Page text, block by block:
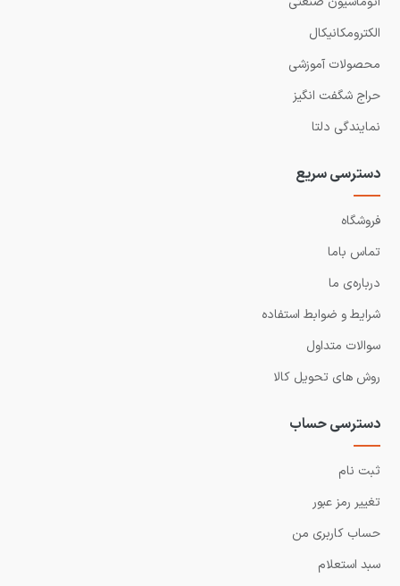
الکترومکانیکال
محصولات آموزشی
حراج شگفت انگیز
نمایندگی دلتا
دسترسی سریع
فروشگاه
تماس باما
درباره‌ی ما
شرایط و ضوابط استفاده
سوالات متداول
روش های تحویل کالا
دسترسی حساب
ثبت نام
تغییر رمز عبور
حساب کاربری من
سبد استعلام